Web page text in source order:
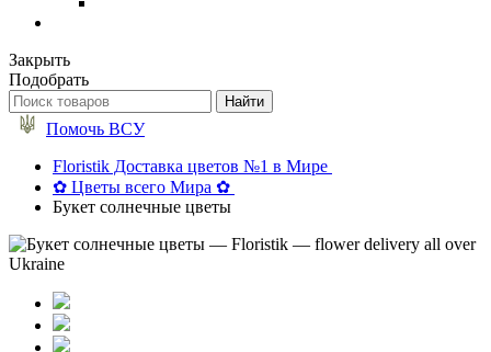
Закрыть
Подобрать
Помочь ВСУ
Floristik Доставка цветов №1 в Мире
✿ Цветы всего Мира ✿
Букет солнечные цветы